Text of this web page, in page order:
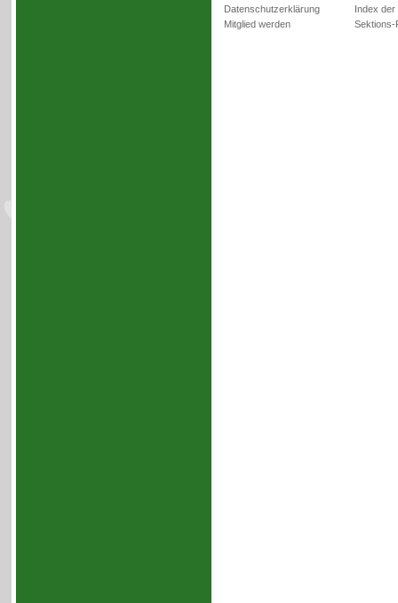
Datenschutzerklärung
Mitglied werden
Index der
Sektions-